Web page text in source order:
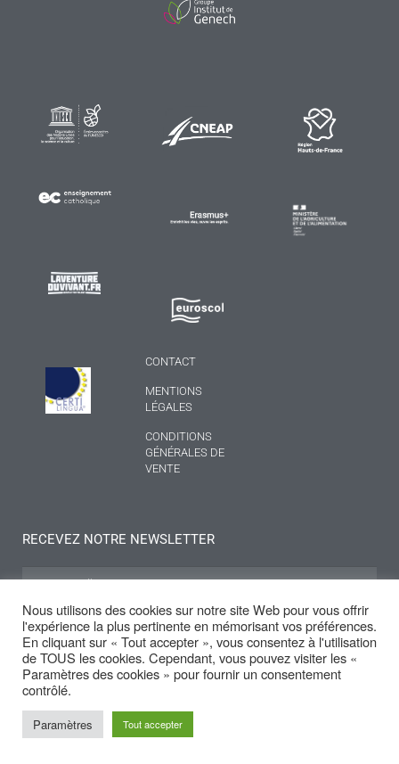
CONTACT
MENTIONS
LÉGALES
CONDITIONS
GÉNÉRALES DE
VENTE
RECEVEZ NOTRE NEWSLETTER
S'INSCRIRE
© Service communication Institut de Genech
Nous utilisons des cookies sur notre site Web pour vous offrir
l'expérience la plus pertinente en mémorisant vos préférences.
En cliquant sur « Tout accepter », vous consentez à l'utilisation
de TOUS les cookies. Cependant, vous pouvez visiter les «
Paramètres des cookies » pour fournir un consentement
contrôlé.
Paramètres Tout accepter